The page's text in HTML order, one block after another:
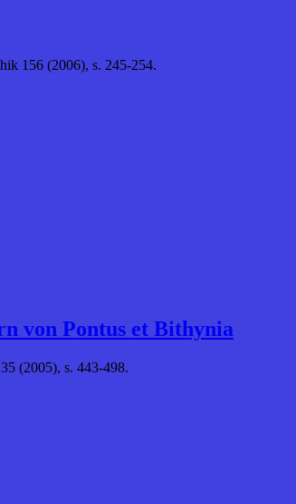
156 (2006), s. 245-254.
von Pontus et Bithynia
(2005), s. 443-498.